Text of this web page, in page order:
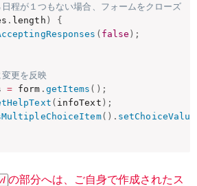
程が１つもない場合、フォームをクローズ
. length )
{
( false ) ;
更を反映
= form . getItems ( ) ;
( infoText ) ;
( ) .
の部分へは、ご自身で作成されたス